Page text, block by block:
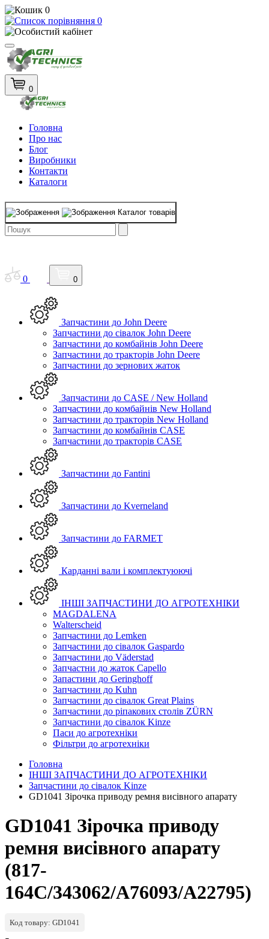
0
0
0
Головна
Про нас
Блог
Виробники
Контакти
Каталоги
Каталог товарів
0 0
Запчастини до John Deere
Запчастини до сівалок John Deere
Запчастини до комбайнів John Deere
Запчастини до тракторів John Deere
Запчастини до зернових жаток
Запчастини до CASE / New Holland
Запчастини до комбайнів New Holland
Запчастини до тракторів New Holland
Запчастини до комбайнів CASE
Запчастини до тракторів CASE
Запчастини до Fantini
Запчастини до Kverneland
Запчастини до FARMET
Карданні вали і комплектуюючі
ІНШІ ЗАПЧАСТИНИ ДО АГРОТЕХНІКИ
MAGDALENA
Walterscheid
Запчастини до Lemken
Запчастини до сівалок Gaspardo
Запчастини до Väderstad
Запчастни до жаток Capello
Запастини до Geringhoff
Запчастини до Kuhn
Запчастини до сівалок Great Plains
Запчастини до ріпакових столів ZÜRN
Запчастини до сівалок Kinze
Паси до агротехніки
Фільтри до агротехніки
Головна
ІНШІ ЗАПЧАСТИНИ ДО АГРОТЕХНІКИ
Запчастини до сівалок Kinze
GD1041 Зірочка приводу ремня висівного апарату
GD1041 Зірочка приводу
ремня висівного апарату
(817-
164C/343062/A76093/A22795)
Код товару: GD1041